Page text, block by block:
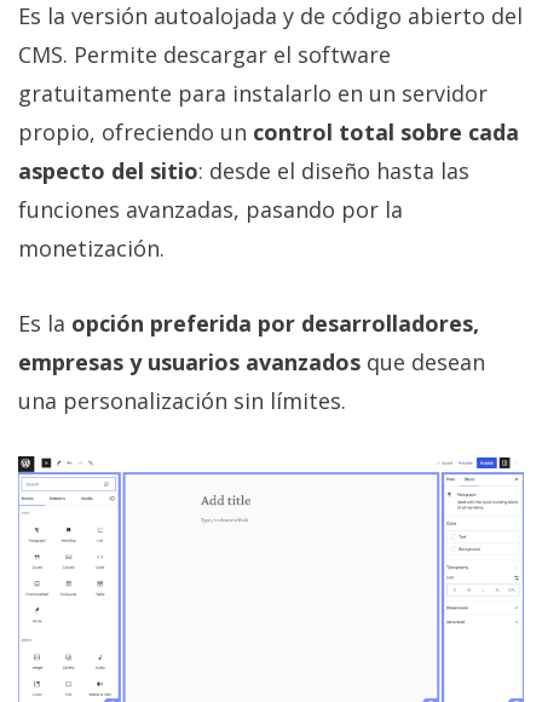
Cambiar
opciones
de
privacidad
/
Aviso
Legal
digital donde
todas las
noticias sobre
tecnología,
ordenadores,
apps,
informática,
videojuegos,
comparativas,
trucos y
tutoriales.
El Grupo
Informático
(CC) 2006-
Es la versión autoalojada y de código abierto del
CMS. Permite descargar el software
gratuitamente para instalarlo en un servidor
propio, ofreciendo un control total sobre cada
aspecto del sitio: desde el diseño hasta las
funciones avanzadas, pasando por la
monetización.
Es la opción preferida por desarrolladores,
empresas y usuarios avanzados que desean
una personalización sin límites.